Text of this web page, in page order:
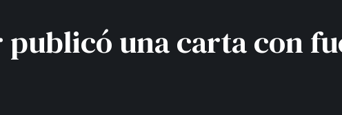
una carta con